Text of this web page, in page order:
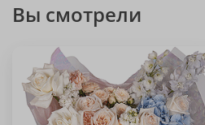
Вы смотрели